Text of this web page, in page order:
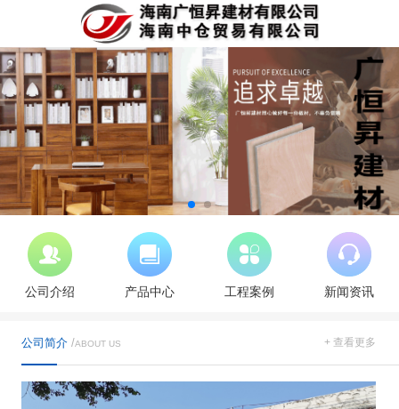
公司介绍 产品中心 工程案例 新闻资讯
公司简介 /ABOUT US + 查看更多